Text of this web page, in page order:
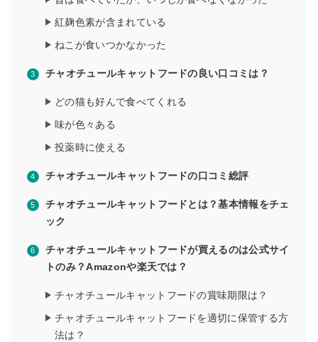
紅麹色素が含まれている
ねこが食いつかなかった
チャオチュールキャットフードの良い口コミは？
どの猫も好んで食べてくれる
味が色々ある
投薬時に使える
チャオチュールキャットフードの口コミ総評
チャオチュールキャットフードとは？基本情報をチェ
ック
チャオチュールキャットフードが買えるのは公式サイ
トのみ？Amazonや楽天では？
チャオチュールキャットフードの賞味期限は？
チャオチュールキャットフードを適切に保管する方
法は？